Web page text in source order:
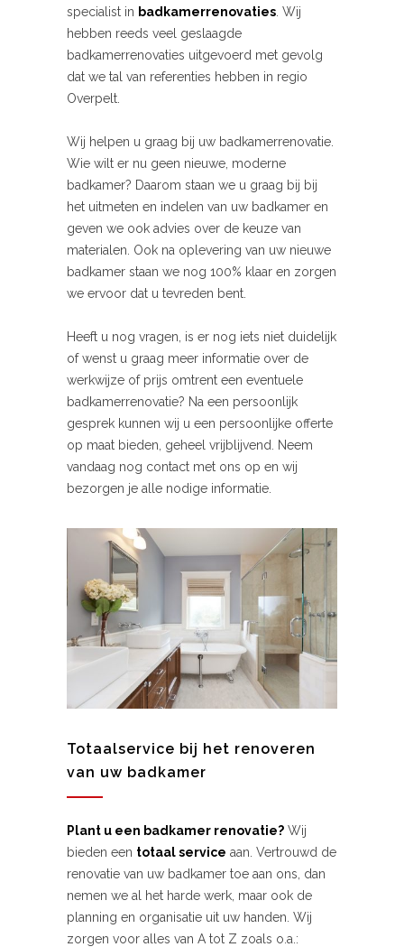
specialist in badkamerrenovaties . Wij
hebben reeds veel geslaagde
badkamerrenovaties uitgevoerd met gevolg
dat we tal van referenties hebben in regio
Overpelt.
Wij helpen u graag bij uw badkamerrenovatie.
Wie wilt er nu geen nieuwe, moderne
badkamer? Daarom staan we u graag bij bij
het uitmeten en indelen van uw badkamer en
geven we ook advies over de keuze van
materialen. Ook na oplevering van uw nieuwe
badkamer staan we nog 100% klaar en zorgen
we ervoor dat u tevreden bent.
Heeft u nog vragen, is er nog iets niet duidelijk
of wenst u graag meer informatie over de
werkwijze of prijs omtrent een eventuele
badkamerrenovatie? Na een persoonlijk
gesprek kunnen wij u een persoonlijke offerte
op maat bieden, geheel vrijblijvend. Neem
vandaag nog contact met ons op en wij
bezorgen je alle nodige informatie.
Totaalservice bij het renoveren
van uw badkamer
Plant u een badkamer renovatie? Wij
bieden een totaal service aan. Vertrouwd de
renovatie van uw badkamer toe aan ons, dan
nemen we al het harde werk, maar ook de
planning en organisatie uit uw handen. Wij
zorgen voor alles van A tot Z zoals o.a.: